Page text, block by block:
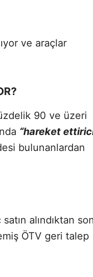
ve araçlar
90 ve üzeri
“hareket
bulunanlardan
alındıktan
ÖTV geri talep